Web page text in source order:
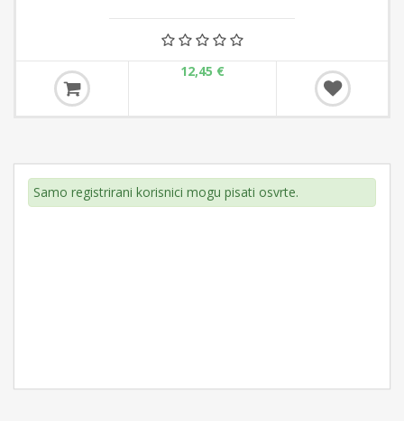
12,45 €
Samo registrirani korisnici mogu pisati osvrte.